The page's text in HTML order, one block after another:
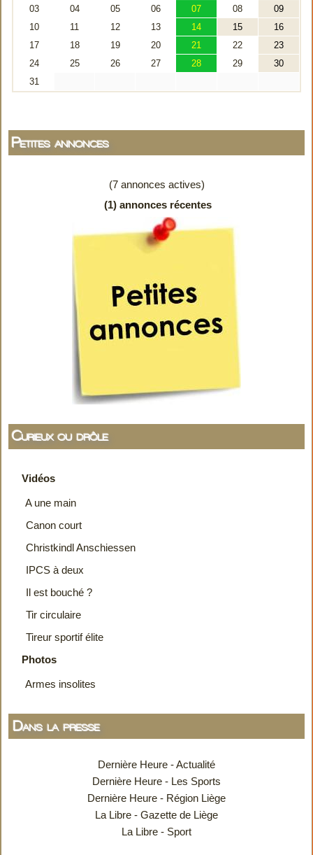
Petites annonces
(7 annonces actives)
(1) annonces récentes
Curieux ou drôle
Vidéos
A une main
Canon court
Christkindl Anschiessen
IPCS à deux
Il est bouché ?
Tir circulaire
Tireur sportif élite
Photos
Armes insolites
Dans la presse
Dernière Heure - Actualité
Dernière Heure - Les Sports
Dernière Heure - Région Liège
La Libre - Gazette de Liège
La Libre - Sport